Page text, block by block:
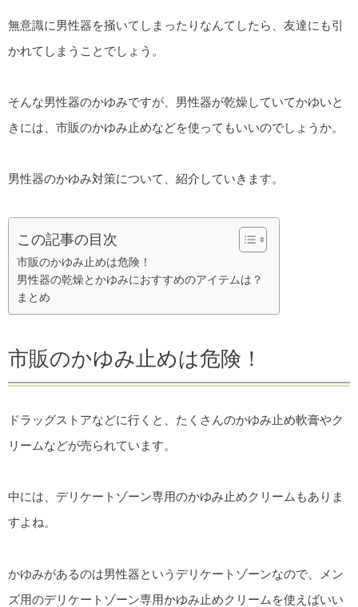
無意識に男性器を掻いてしまったりなんてしたら、友達にも引
かれてしまうことでしょう。
そんな男性器のかゆみですが、男性器が乾燥していてかゆいと
きには、市販のかゆみ止めなどを使ってもいいのでしょうか。
男性器のかゆみ対策について、紹介していきます。
この記事の目次
市販のかゆみ止めは危険！
男性器の乾燥とかゆみにおすすめのアイテムは？
まとめ
市販のかゆみ止めは危険！
ドラッグストアなどに行くと、たくさんのかゆみ止め軟膏やク
リームなどが売られています。
中には、デリケートゾーン専用のかゆみ止めクリームもありま
すよね。
かゆみがあるのは男性器というデリケートゾーンなので、メン
ズ用のデリケートゾーン専用かゆみ止めクリームを使えばいい